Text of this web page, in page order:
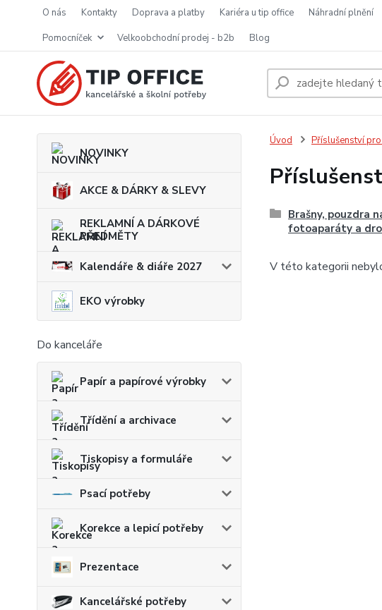
o nás kontakty doprava a platby kariéra u tip office náhradní plnění
pomocníček
velkoobchodní prodej - b2b blog
NOVINKY
AKCE & DÁRKY & SLEVY
REKLAMNÍ A DÁRKOVÉ
PŘEDMĚTY
Kalendáře & diáře 2027
EKO výrobky
Do kanceláře
Papír a papírové výrobky
Třídění a archivace
Tiskopisy a formuláře
Psací potřeby
Korekce a lepicí potřeby
Prezentace
Kancelářské potřeby
Úvod Příslušenství
Brašny, pouzdra
fotoaparáty a
V této kategorii